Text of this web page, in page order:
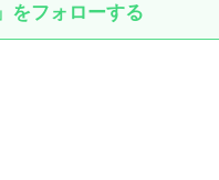
をフォローする